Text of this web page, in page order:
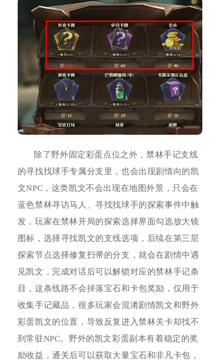
除了野外固定彩蛋点位之外，禁林手记支线
的寻找找球手专属分支里，也会出现剧情向的凯
文NPC，这类凯文不会出现在地图外景，只会在
蓝色禁林寻访马人、寻找找球手的探索事件中触
发，玩家在禁林开局的探索选择界面勾选放大镜
图标，选择寻找凯文的支线选项，后续在第三层
探索节点选择修复扫帚的分支，就会在剧情中遇
见凯文，完成对话后可以解锁对应的禁林手记条
目，这条线路不会掉落宝石和卡包奖励，仅用于
收集手记藏品，很多玩家会混淆剧情凯文和野外
彩蛋凯文的位置，导致反复进入禁林关卡却找不
到常驻NPC。野外的凯文彩蛋副本有着稳定的奖
励收益，通关后可以获取大量宝石和非凡卡包，